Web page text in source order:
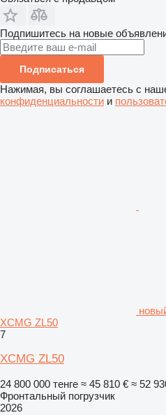
Подпишитесь на новые
Подписаться
Нажимая, вы соглашаетесь с
конфиденциальности и
XCMG ZL50
7
XCMG ZL50
24 800 000 тенге ≈ 45 810 € ≈ 52
Фронтальный погрузчик
2026